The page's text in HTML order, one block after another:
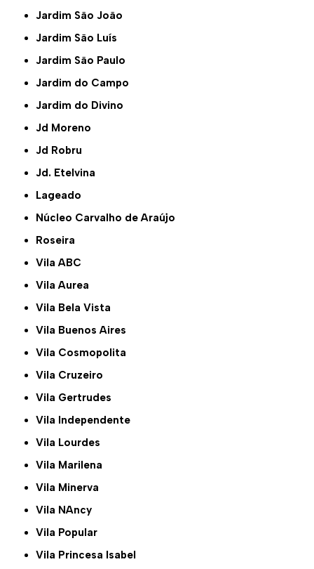
Jardim São João
Jardim São Luís
Jardim São Paulo
Jardim do Campo
Jardim do Divino
Jd Moreno
Jd Robru
Jd. Etelvina
Lageado
Núcleo Carvalho de Araújo
Roseira
Vila ABC
Vila Aurea
Vila Bela Vista
Vila Buenos Aires
Vila Cosmopolita
Vila Cruzeiro
Vila Gertrudes
Vila Independente
Vila Lourdes
Vila Marilena
Vila Minerva
Vila NAncy
Vila Popular
Vila Princesa Isabel